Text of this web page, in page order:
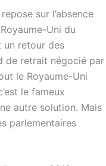
sur l’absence
Uni du
un retour des
de retrait négocié par
le Royaume-Uni
le fameux
autre solution. Mais
parlementaires